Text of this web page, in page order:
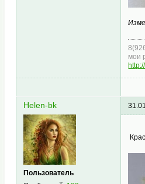
мои
Helen-bk
Пользователь